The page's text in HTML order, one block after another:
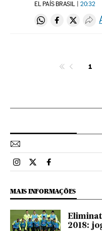
EL PAÍS BRASIL 20:32
Compartir en
Compartir
1
Esportes El País Brasil
Esportes El País
Esportes El
MAIS INFORMAÇÕES
2018: